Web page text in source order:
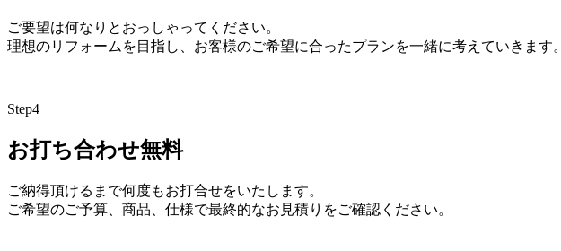
ご要望は何なりとおっしゃってください。
理想のリフォームを目指し、お客様のご希望に合ったプランを一緒に考えていきます。
Step4
お打ち合わせ無料
ご納得頂けるまで何度もお打合せをいたします。
ご希望のご予算、商品、仕様で最終的なお見積りをご確認ください。